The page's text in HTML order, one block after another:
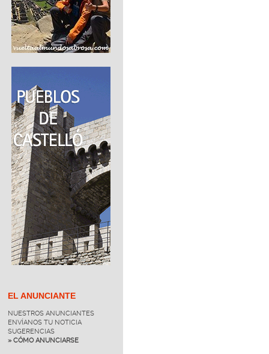
EL ANUNCIANTE
NUESTROS ANUNCIANTES
ENVÍANOS TU NOTICIA
SUGERENCIAS
» CÓMO ANUNCIARSE